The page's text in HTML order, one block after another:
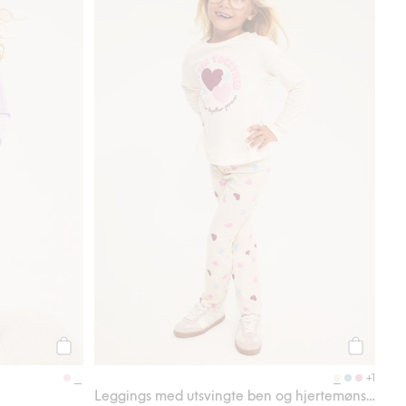
+1
Leggings med utsvingte ben og hjertemønster